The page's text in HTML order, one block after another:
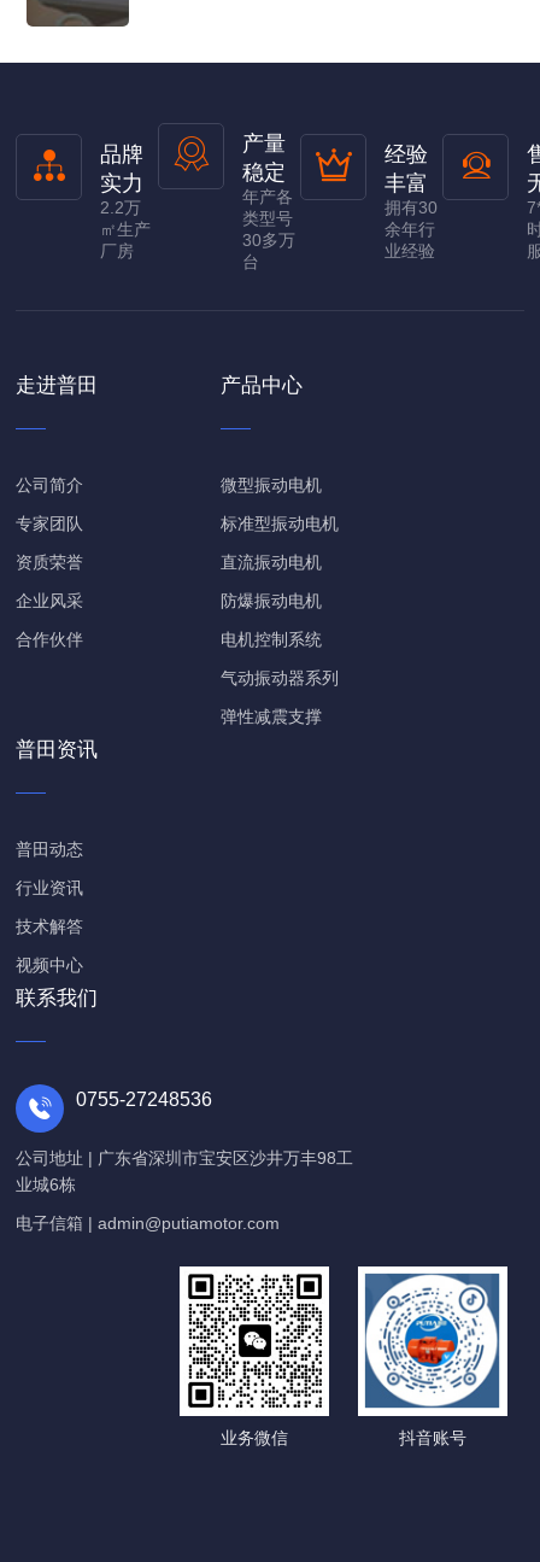
品牌
实力
2.2万
㎡生产
厂房
产量
稳定
年产各
类型号
30多万
台
经验
丰富
拥有30
余年行
业经验
走进普田
公司简介
专家团队
资质荣誉
企业风采
合作伙伴
产品中心
微型振动电机
标准型振动电机
直流振动电机
防爆振动电机
电机控制系统
气动振动器系列
弹性减震支撑
普田资讯
普田动态
行业资讯
技术解答
视频中心
联系我们
0755-27248536
公司地址 | 广东省深圳市宝安区沙井万丰98工
业城6栋
电子信箱 | admin@putiamotor.com
业务微信 抖音账号